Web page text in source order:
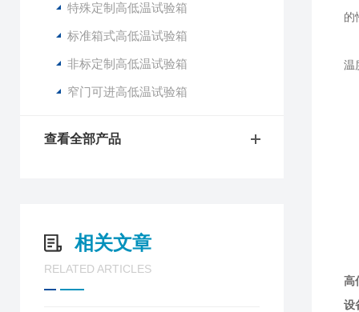
特殊定制高低温试验箱
标准箱式高低温试验箱
非标定制高低温试验箱
窄门可进高低温试验箱
查看全部产品
相关文章
RELATED ARTICLES
的
温
高
设